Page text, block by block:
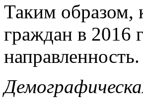
Таким образом,
граждан в 2016
направленность.